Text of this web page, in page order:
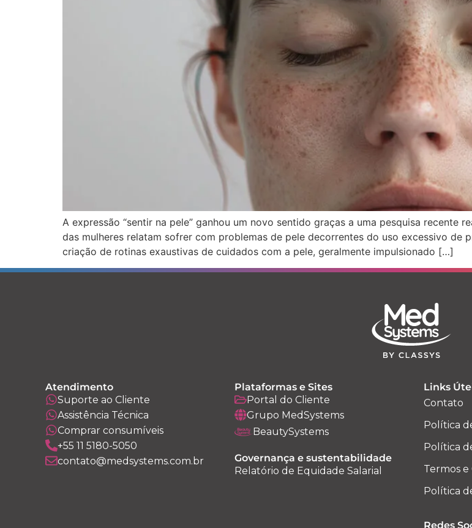
A expressão “sentir na pele” ganhou um novo sentido graças a uma pesquisa recente
das mulheres relatam sofrer com problemas de pele decorrentes do uso excessivo de
criação de rotinas exaustivas de cuidados com a pele, geralmente impulsionado […]
Atendimento
Suporte ao Cliente
Assistência Técnica
Comprar consumíveis
+55 11 5180-5050
contato@medsystems.com.br
Plataformas e Sites
Portal do Cliente
Grupo MedSystems
BeautySystems
Governança e sustentabilidade
Relatório de Equidade Salarial
Links
Contato
Política
Política
Termos e
Política
Redes